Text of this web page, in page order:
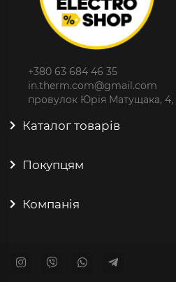
+380 63 684 46 35
in.therm.com@gmail.com
провулок Юрія Матущака, 4,
Каталог товарів
Покупцям
Компанія